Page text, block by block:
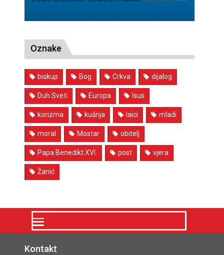
Oznake
biskup Bog Crkva dijalog
Duh Sveti Europa Isus
korizma kušnja laici mladi
moral Mostar obitelj
Papa Benedikt XVI. post vjera
Žanić
Kontakt